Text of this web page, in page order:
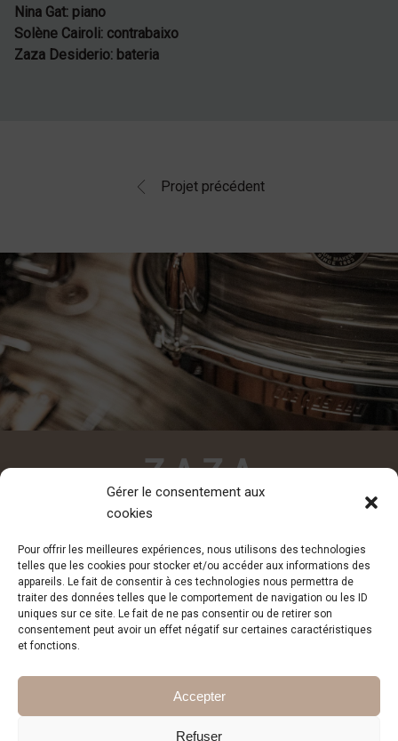
Gérer le consentement aux
cookies
Pour offrir les meilleures expériences, nous utilisons des technologies
telles que les cookies pour stocker et/ou accéder aux informations des
appareils. Le fait de consentir à ces technologies nous permettra de
traiter des données telles que le comportement de navigation ou les ID
uniques sur ce site. Le fait de ne pas consentir ou de retirer son
consentement peut avoir un effet négatif sur certaines caractéristiques
et fonctions.
Accepter
Refuser
Nina Gat: piano
Solène Cairoli: contrabaixo
Zaza Desiderio: bateria
Projet précédent
contact@zazadesiderio.com